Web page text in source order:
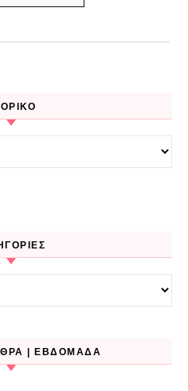
| ΕΒΔΟΜΆΔΑ